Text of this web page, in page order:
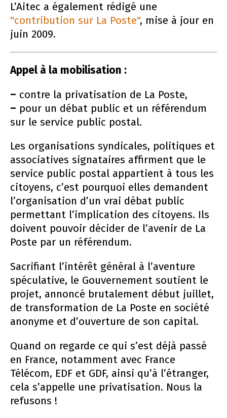
L’Aitec a également rédigé une
"contribution sur La Poste", mise à jour en
juin 2009.
Appel à la mobilisation :
– contre la privatisation de La Poste,
– pour un débat public et un référendum
sur le service public postal.
Les organisations syndicales, politiques et
associatives signataires affirment que le
service public postal appartient à tous les
citoyens, c’est pourquoi elles demandent
l’organisation d’un vrai débat public
permettant l’implication des citoyens. Ils
doivent pouvoir décider de l’avenir de La
Poste par un référendum.
Sacrifiant l’intérêt général à l’aventure
spéculative, le Gouvernement soutient le
projet, annoncé brutalement début juillet,
de transformation de La Poste en société
anonyme et d’ouverture de son capital.
Quand on regarde ce qui s’est déjà passé
en France, notamment avec France
Télécom, EDF et GDF, ainsi qu’à l’étranger,
cela s’appelle une privatisation. Nous la
refusons !